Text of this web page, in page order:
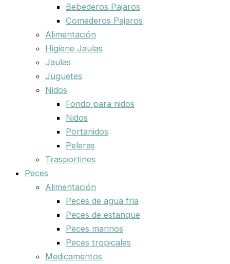
Bebederos Pajaros
Comederos Pajaros
Alimentación
Higiene Jaulas
Jaulas
Juguetes
Nidos
Fondo para nidos
Nidos
Portanidos
Peleras
Trasportines
Peces
Alimentación
Peces de agua fria
Peces de estanque
Peces marinos
Peces tropicales
Medicamentos